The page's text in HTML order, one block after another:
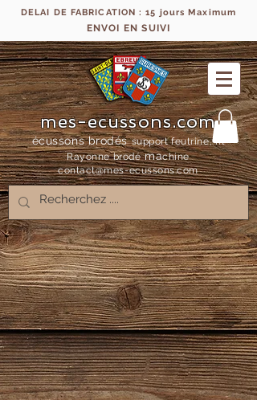
DELAI DE FABRICATION : 15 jours Maximum
ENVOI EN SUIVI
mes-ecussons.com
écussons brodés support feutrine, fil
Rayonne brodémachine
contact@mes-ecussons.com